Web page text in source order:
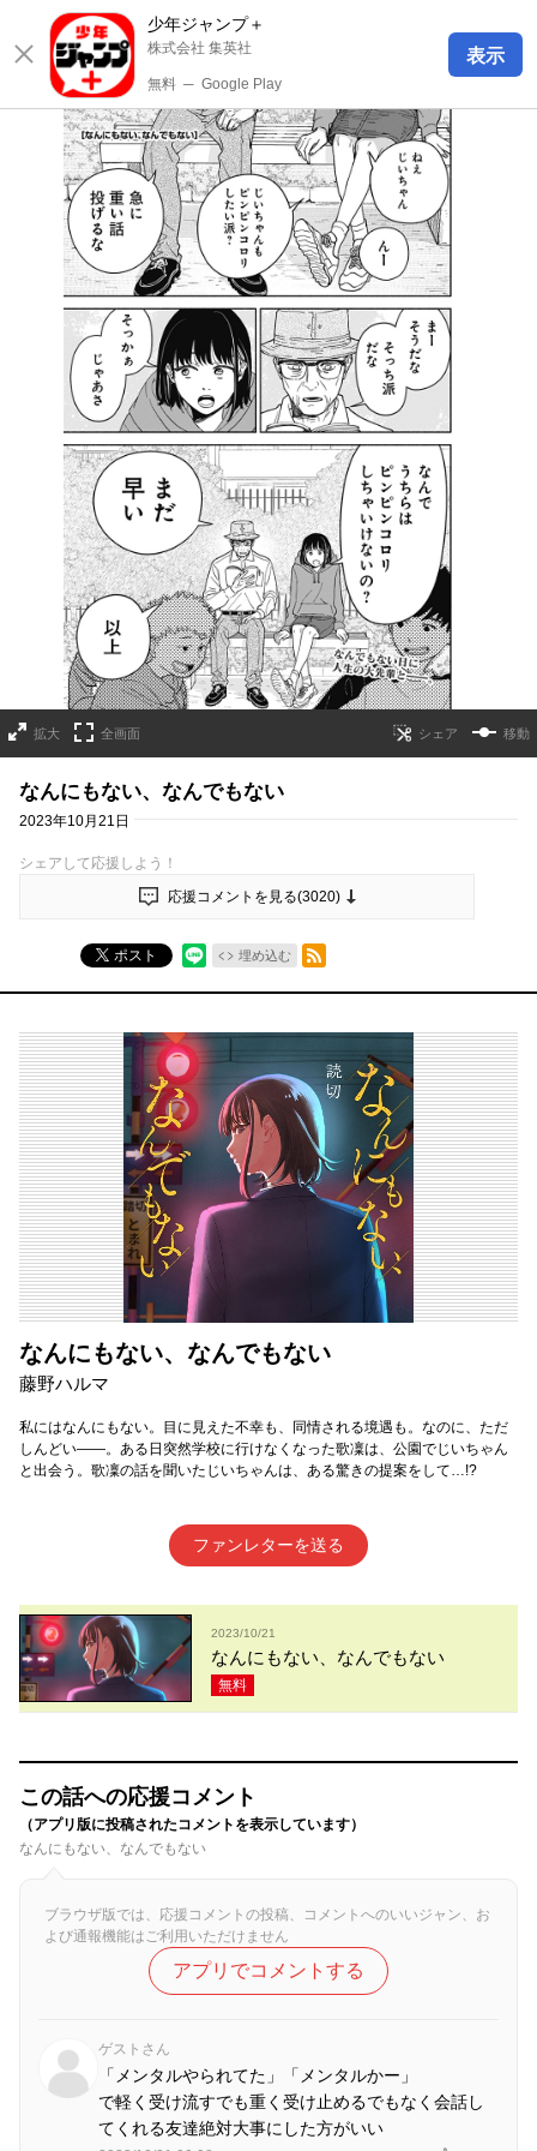
少年ジャンプ＋
株式会社 集英社
無料 ─ Google Play
表示
拡大 全画面 移動
なんにもない、なんでもない
2023年10月21日
シェアして応援しよう！
応援コメントを見る(3020)
ポスト 埋め込む
RSSフィード
なんにもない、なんでもない
藤野ハルマ
私にはなんにもない。目に見えた不幸も、同情される境遇も。なのに、ただ
しんどい――。ある日突然学校に行けなくなった歌凜は、公園でじいちゃん
と出会う。歌凜の話を聞いたじいちゃんは、ある驚きの提案をして…!?
ファンレターを送る
2023/10/21
なんにもない、なんでもない
無料
この話への応援コメント
（アプリ版に投稿されたコメントを表示しています）
なんにもない、なんでもない
ブラウザ版では、応援コメントの投稿、コメントへのいいジャン、お
よび通報機能はご利用いただけません
アプリでコメントする
ゲストさん
「メンタルやられてた」「メンタルかー」
で軽く受け流すでも重く受け止めるでもなく会話し
てくれる友達絶対大事にした方がいい